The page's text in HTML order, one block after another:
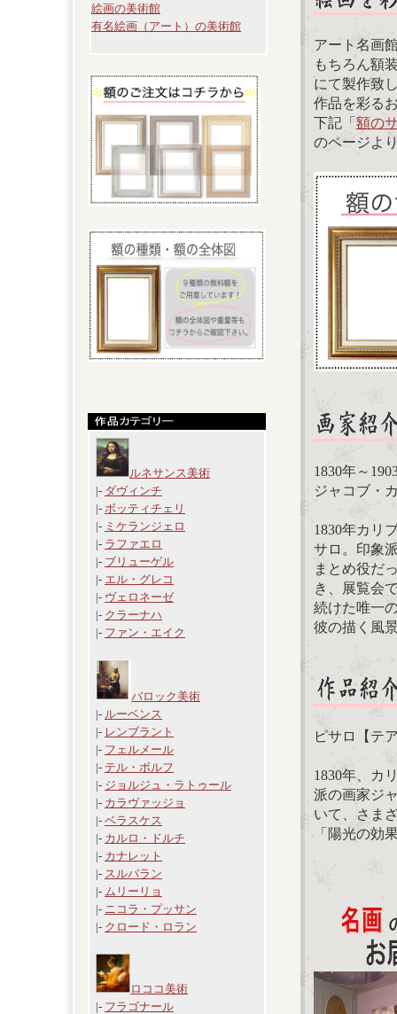
絵画の美術館
有名絵画（アート）の美術館
ルネサンス美術
|- ダヴィンチ
|- ボッティチェリ
|- ミケランジェロ
|- ラファエロ
|- ブリューゲル
|- エル・グレコ
|- ヴェロネーゼ
|- クラーナハ
|- ファン・エイク
バロック美術
|- ルーベンス
|- レンブラント
|- フェルメール
|- テル・ボルフ
|- ジョルジュ・ラトゥール
|- カラヴァッジョ
|- ベラスケス
|- カルロ・ドルチ
|- カナレット
|- スルバラン
|- ムリーリョ
|- ニコラ・プッサン
|- クロード・ロラン
ロココ美術
|- フラゴナール
アート名画
もちろん額
にて製作致
作品を彩る
下記「額の
のページよ
1830年～
ジャコブ・
1830年カリ
サロ。印象
まとめ役だ
き、展覧会
続けた唯一
彼の描く風
ピサロ【テ
1830年、カ
派の画家ジ
いて、さま
「陽光の効